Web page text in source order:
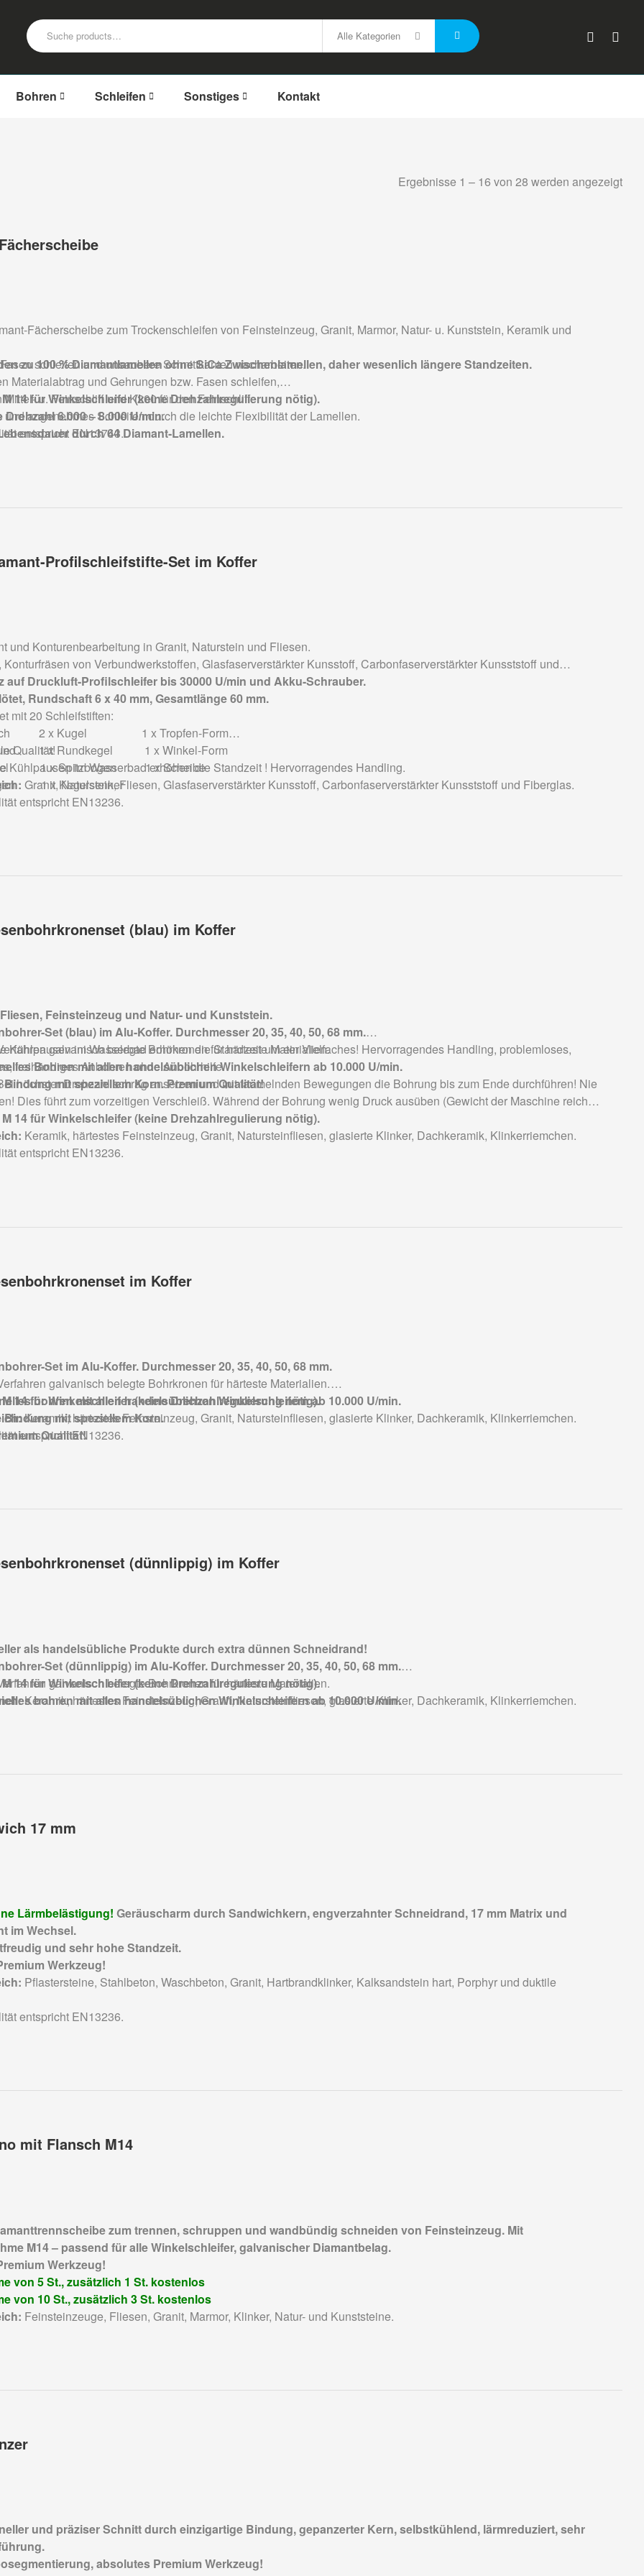
Alle Kategorien
Bohren Schleifen Sonstiges Kontakt
Ergebnisse 1 – 16 von 28 werden angezeigt
Fächerscheibe zum Trockenschleifen von Feinsteinzeug, Granit, Marmor, Natur- u. Kunststein, Keramik und
zu 100 % Diamantlamellen ohne SiCa Zwischenlamellen, daher wesenlich längere Standzeiten.
schleifen und unsaubere Schnittkanten nacharbeiten.
Materialabtrag und Gehrungen bzw. Fasen schleifen,
Mittel- u. Feinschliff und K200 für den Feinschliff.
und angenehmes Schleifen durch die leichte Flexibilität der Lamellen.
durch 64 Diamant-Lamellen.
14 für Winkelschleifer (keine Drehzahlregulierung nötig).
6.000 – 8.000 U/min.
entspricht EN13743.
Profilschleifstifte-Set im Koffer
und Konturenbearbeitung in Granit, Naturstein und Fliesen.
Konturfräsen von Verbundwerkstoffen, Glasfaserverstärkter Kunsstoff, Carbonfaserverstärkter Kunsststoff und
auf Druckluft-Profilschleifer bis 30000 U/min und Akku-Schrauber.
Rundschaft 6 x 40 mm, Gesamtlänge 60 mm.
mit 20 Schleifstiften:
2 x Kugel 1 x Tropfen-Form
1 x Rundkegel 1 x Winkel-Form
1 x Spitzbogen 1 x Scheibe
1 x Kegelsenker
Qualität!
Kühlpausen im Wasserbad erhöhen die Standzeit ! Hervorragendes Handling.
Granit, Naturstein, Fliesen, Glasfaserverstärkter Kunsstoff, Carbonfaserverstärkter Kunsststoff und Fiberglas.
entspricht EN13236.
(blau) im Koffer
Feinsteinzeug und Natur- und Kunststein.
Set (blau) im Alu-Koffer. Durchmesser 20, 35, 40, 50, 68 mm.
galvanisch belegte Bohrkronen für härteste Materialien.
Bohren mit allen handelsüblichen Winkelschleifern ab 10.000 U/min.
Bindung mit speziellem Korn. Premium Qualität!
Kühlpausen im Wasserbad erhöhen die Standzeit um ein Vielfaches! Hervorragendes Handling, problemloses,
freihändiges Anbohren ohne Anbohrhilfe.
höchster Drehzahl schräg ansetzen und mit taumelnden Bewegungen die Bohrung bis zum Ende durchführen! Nie
Dies führt zum vorzeitigen Verschleiß. Während der Bohrung wenig Druck ausüben (Gewicht der Maschine reicht
14 für Winkelschleifer (keine Drehzahlregulierung nötig).
Keramik, härtestes Feinsteinzeug, Granit, Natursteinfliesen, glasierte Klinker, Dachkeramik, Klinkerriemchen.
entspricht EN13236.
im Koffer
Set im Alu-Koffer. Durchmesser 20, 35, 40, 50, 68 mm.
galvanisch belegte Bohrkronen für härteste Materialien.
bohren mit allen handelsüblichen Winkelschleifern ab 10.000 U/min.
Bindung mit speziellem Korn.
Qualität!
14 für Winkelschleifer (keine Drehzahlregulierung nötig).
Keramik, härtestes Feinsteinzeug, Granit, Natursteinfliesen, glasierte Klinker, Dachkeramik, Klinkerriemchen.
entspricht EN13236.
(dünnlippig) im Koffer
als handelsübliche Produkte durch extra dünnen Schneidrand!
Set (dünnlippig) im Alu-Koffer. Durchmesser 20, 35, 40, 50, 68 mm.
galvanisch belegte Bohrkronen für härteste Materialien.
bohren mit allen handelsüblichen Winkelschleifern ab 10.000 U/min.
14 für Winkelschleifer (keine Drehzahlregulierung nötig).
Keramik, härtestes Feinsteinzeug, Granit, Natursteinfliesen, glasierte Klinker, Dachkeramik, Klinkerriemchen.
17 mm
Lärmbelästigung! Geräuscharm durch Sandwichkern, engverzahnter Schneidrand, 17 mm Matrix und
im Wechsel.
und sehr hohe Standzeit.
Werkzeug!
Pflastersteine, Stahlbeton, Waschbeton, Granit, Hartbrandklinker, Kalksandstein hart, Porphyr und duktile
entspricht EN13236.
mit Flansch M14
zum trennen, schruppen und wandbündig schneiden von Feinsteinzeug. Mit
M14 – passend für alle Winkelschleifer, galvanischer Diamantbelag.
Werkzeug!
von 5 St., zusätzlich 1 St. kostenlos
von 10 St., zusätzlich 3 St. kostenlos
Feinsteinzeuge, Fliesen, Granit, Marmor, Klinker, Natur- und Kunststeine.
und präziser Schnitt durch einzigartige Bindung, gepanzerter Kern, selbstkühlend, lärmreduziert, sehr
absolutes Premium Werkzeug!